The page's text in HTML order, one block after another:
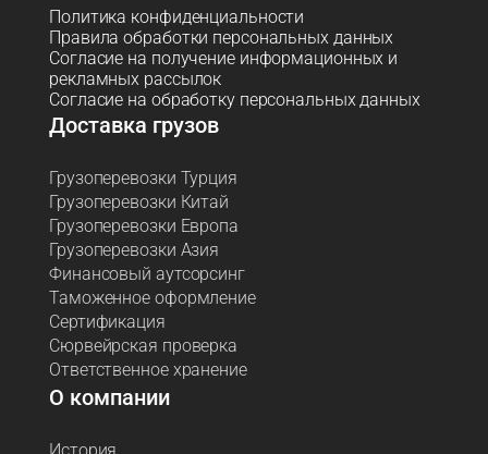
Политика конфиденциальности
Правила обработки персональных данных
Согласие на получение информационных и
рекламных рассылок
Согласие на обработку персональных данных
Доставка грузов
Грузоперевозки Турция
Грузоперевозки Китай
Грузоперевозки Европа
Грузоперевозки Азия
Финансовый аутсорсинг
Таможенное оформление
Сертификация
Сюрвейрская проверка
Ответственное хранение
О компании